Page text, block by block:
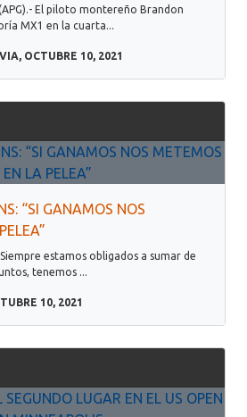
El piloto montereño Brandon
MX1 en la cuarta...
OCTUBRE 10, 2021
“SI GANAMOS NOS
estamos obligados a sumar de
tenemos ...
10, 2021